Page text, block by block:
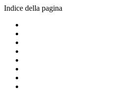
Indice della pagina